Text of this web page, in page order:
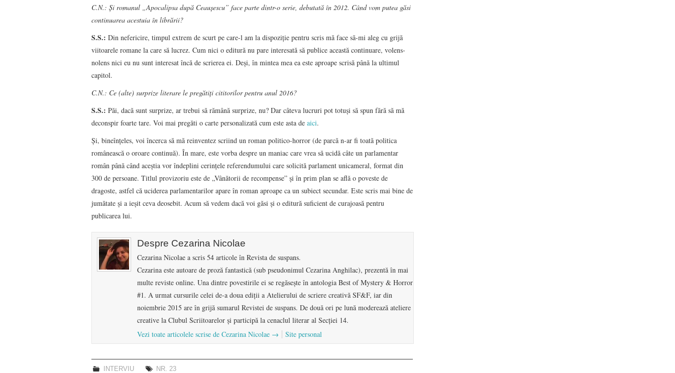
C.N.: Și romanul „Apocalipsa după Ceaușescu” face parte dintr-o serie, debutată în 2012. Când vom putea găsi
continuarea acestuia în librării?
S.S.: Din nefericire, timpul extrem de scurt pe care-l am la dispoziţie pentru scris mă face să-mi aleg cu grijă
viitoarele romane la care să lucrez. Cum nici o editură nu pare interesată să publice această continuare, volens-
nolens nici eu nu sunt interesat încă de scrierea ei. Deşi, în mintea mea ea este aproape scrisă până la ultimul
capitol.
C.N.: Ce (alte) surprize literare le pregătiți cititorilor pentru anul 2016?
S.S.: Păi, dacă sunt surprize, ar trebui să rămână surprize, nu? Dar câteva lucruri pot totuşi să spun fără să mă
deconspir foarte tare. Voi mai pregăti o carte personalizată cum este asta de aici.
Și, bineînţeles, voi încerca să mă reinventez scriind un roman politico-horror (de parcă n-ar fi toată politica
românească o oroare continuă). În mare, este vorba despre un maniac care vrea să ucidă câte un parlamentar
român până când aceştia vor îndeplini cerinţele referendumului care solicită parlament unicameral, format din
300 de persoane. Titlul provizoriu este de „Vânătorii de recompense” şi în prim plan se află o poveste de
dragoste, astfel că uciderea parlamentarilor apare în roman aproape ca un subiect secundar. Este scris mai bine de
jumătate şi a ieşit ceva deosebit. Acum să vedem dacă voi găsi şi o editură suficient de curajoasă pentru
publicarea lui.
Despre Cezarina Nicolae
Cezarina Nicolae a scris 54 articole în Revista de suspans.
Cezarina este autoare de proză fantastică (sub pseudonimul Cezarina Anghilac), prezentă în mai
multe reviste online. Una dintre povestirile ei se regăsește în antologia Best of Mystery & Horror
#1. A urmat cursurile celei de-a doua ediții a Atelierului de scriere creativă SF&F, iar din
noiembrie 2015 are în grijă sumarul Revistei de suspans. De două ori pe lună moderează ateliere
creative la Clubul Scriitoarelor și participă la cenaclul literar al Secției 14.
Vezi toate articolele scrise de Cezarina Nicolae → Site personal
INTERVIU NR. 23